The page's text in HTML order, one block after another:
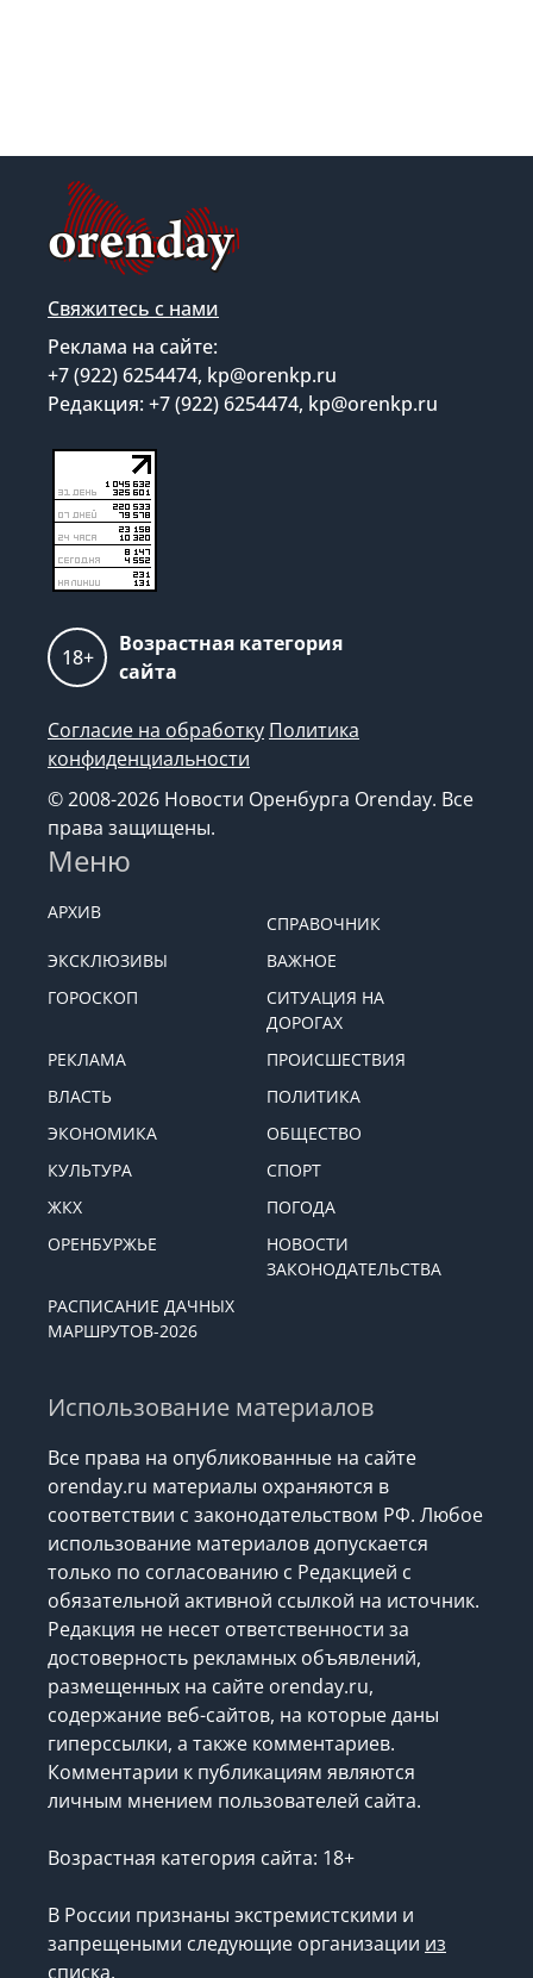
Свяжитесь с нами
Реклама на сайте:
+7 (922) 6254474, kp@orenkp.ru
Редакция: +7 (922) 6254474, kp@orenkp.ru
18+
Возрастная категория
сайта
Согласие на обработку Политика
конфиденциальности
© 2008-2026 Новости Оренбурга Orenday. Все
права защищены.
Меню
АРХИВ
СПРАВОЧНИК
ЭКСКЛЮЗИВЫ
ВАЖНОЕ
ГОРОСКОП
СИТУАЦИЯ НА
ДОРОГАХ
РЕКЛАМА
ПРОИСШЕСТВИЯ
ВЛАСТЬ
ПОЛИТИКА
ЭКОНОМИКА
ОБЩЕСТВО
КУЛЬТУРА
СПОРТ
ЖКХ
ПОГОДА
ОРЕНБУРЖЬЕ
НОВОСТИ
ЗАКОНОДАТЕЛЬСТВА
РАСПИСАНИЕ ДАЧНЫХ
МАРШРУТОВ-2026
Использование материалов
Все права на опубликованные на сайте
orenday.ru материалы охраняются в
соответствии с законодательством РФ. Любое
использование материалов допускается
только по согласованию с Редакцией с
обязательной активной ссылкой на источник.
Редакция не несет ответственности за
достоверность рекламных объявлений,
размещенных на сайте orenday.ru,
содержание веб-сайтов, на которые даны
гиперссылки, а также комментариев.
Комментарии к публикациям являются
личным мнением пользователей сайта.
Возрастная категория сайта: 18+
В России признаны экстремистскими и
запрещеными следующие организации из
списка.